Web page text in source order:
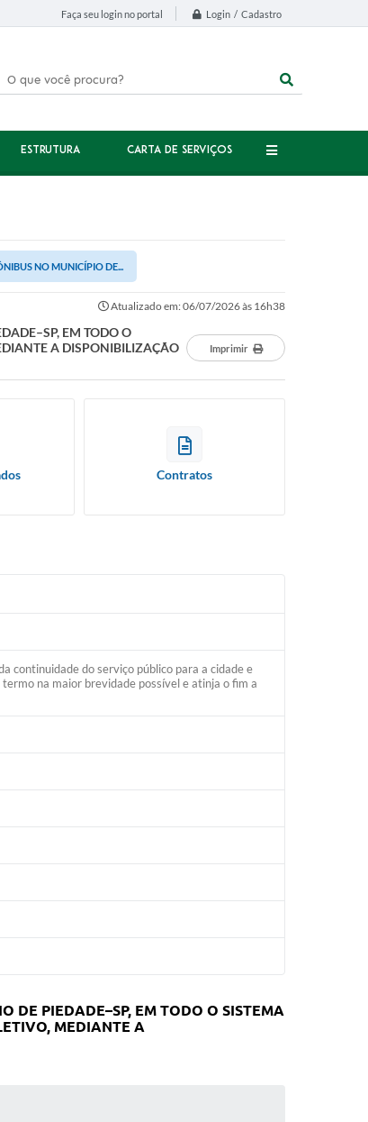
Faça seu login no portal Login / Cadastro
ESTRUTURA CARTA DE SERVIÇOS
NO MUNICÍPIO DE...
Atualizado em: 06/07/2026 às 16h38
EM TODO O
A DISPONIBILIZAÇÃO
Imprimir
Contratos
continuidade do serviço público para a cidade e
na maior brevidade possível e atinja o fim a
DE PIEDADE–SP, EM TODO O SISTEMA
MEDIANTE A